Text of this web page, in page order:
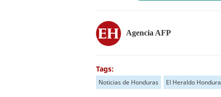
Agencia AFP
Tags:
Noticias de Honduras El Heraldo